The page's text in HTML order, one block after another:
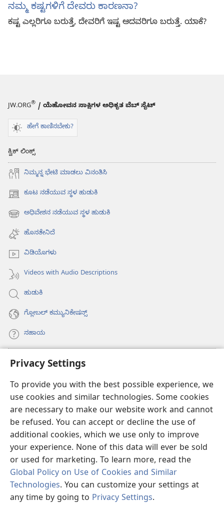
Privacy Settings
To provide you with the best possible experience, we
use cookies and similar technologies. Some cookies
are necessary to make our website work and cannot
be refused. You can accept or decline the use of
additional cookies, which we use only to improve
your experience. None of this data will ever be sold
or used for marketing. To learn more, read the
Global Policy on Use of Cookies and Similar
Technologies. You can customize your settings at
any time by going to Privacy Settings.
ನಮ್ಮ ಕಷ್ಟಗಳಿಗೆ ದೇವರು ಕಾರಣನಾ?
ಕಷ್ಟ ಎಲ್ಲರಿಗೂ ಬರುತ್ತೆ, ದೇವರಿಗೆ ಇಷ್ಟ ಆದವರಿಗೂ ಬರುತ್ತೆ. ಯಾಕೆ?
JW.ORG® / ಯೆಹೋವನ ಸಾಕ್ಷಿಗಳ ಅಧಿಕೃತ ವೆಬ್ ಸೈಟ್
ಹೇಗೆ ಕಾಣಿಸಬೇಕು?
ಕ್ವಿಕ್ ಲಿಂಕ್ಸ್
ನಿಮ್ಮನ್ನ ಭೇಟಿ ಮಾಡಲು ವಿನಂತಿಸಿ
ಕೂಟ ನಡೆಯುವ ಸ್ಥಳ ಹುಡುಕಿ
(opens
new
window)
ಅಧಿವೇಶನ ನಡೆಯುವ ಸ್ಥಳ ಹುಡುಕಿ
(opens
new
window)
ಹೊಸತೇನಿದೆ
ವಿಡಿಯೊಗಳು
Videos with Audio Descriptions
ಹುಡುಕಿ
ಗ್ಲೋಬಲ್‌ ಕಮ್ಯುನಿಕೇಷನ್ಸ್‌
ಸಹಾಯ
ಕಾಣಿಕೆಗಳು
(opens
window)ವಾಚ್‌ಟವರ್‌ ಆನ್‌ಲೈನ್‌ ಲೈಬ್ರರಿ
(opens
new
window)JW Hub®
(opens
new
JW ಲೈಬ್ರರಿಆ್ಯಪ್‌
Copyright© 2026 Watch Tower Bible and Tract Society of Pennsylvania.